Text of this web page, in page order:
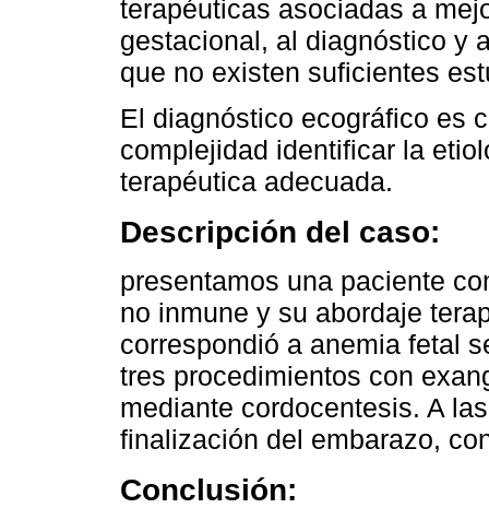
terapéuticas asociadas a
gestacional, al diagnóstico y
que no existen suficientes
El diagnóstico ecográfico es
complejidad identificar la
terapéutica adecuada.
Descripción del caso:
presentamos una paciente
no inmune y su abordaje
correspondió a anemia fetal
tres procedimientos con
mediante cordocentesis. A
finalización del embarazo,
Conclusión: